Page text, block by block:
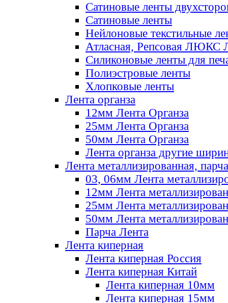
Сатиновые ленты
Сатиновые ленты
Нейлоновые текстильные
Атласная, Репсовая ЛЮКС
Силиконовые ленты для
Полиэстровые ленты
Хлопковые ленты
Лента органза
12мм Лента Органза
25мм Лента Органза
50мм Лента Органза
Лента органза другие
Лента металлизированная, парча
03, 06мм Лента
12мм Лента
25мм Лента
50мм Лента
Парча Лента
Лента киперная
Лента киперная Россия
Лента киперная Китай
Лента киперная 10мм
Лента киперная 15мм